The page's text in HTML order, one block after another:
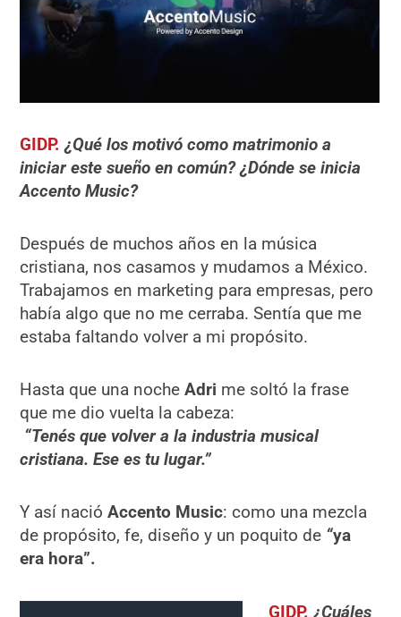
GIDP. ¿Quélos motivó como matrimonio a
iniciar este sueño en común?¿Dónde se inicia
Accento Music?
Después de muchos años en la música
cristiana, nos casamos y mudamos a México.
Trabajamos en marketing para empresas, pero
había algo que no me cerraba. Sentía que me
estaba faltando volver a mi propósito.
Hasta que una nocheAdri me soltó la frase
que me dio vuelta la cabeza:
“Tenés que volver a la industria musical
cristiana. Ese es tu lugar.”
Y así nacióAccento Music: como una mezcla
de propósito, fe, diseño y un poquito de “ya
era hora”.
GIDP. ¿Cuáles